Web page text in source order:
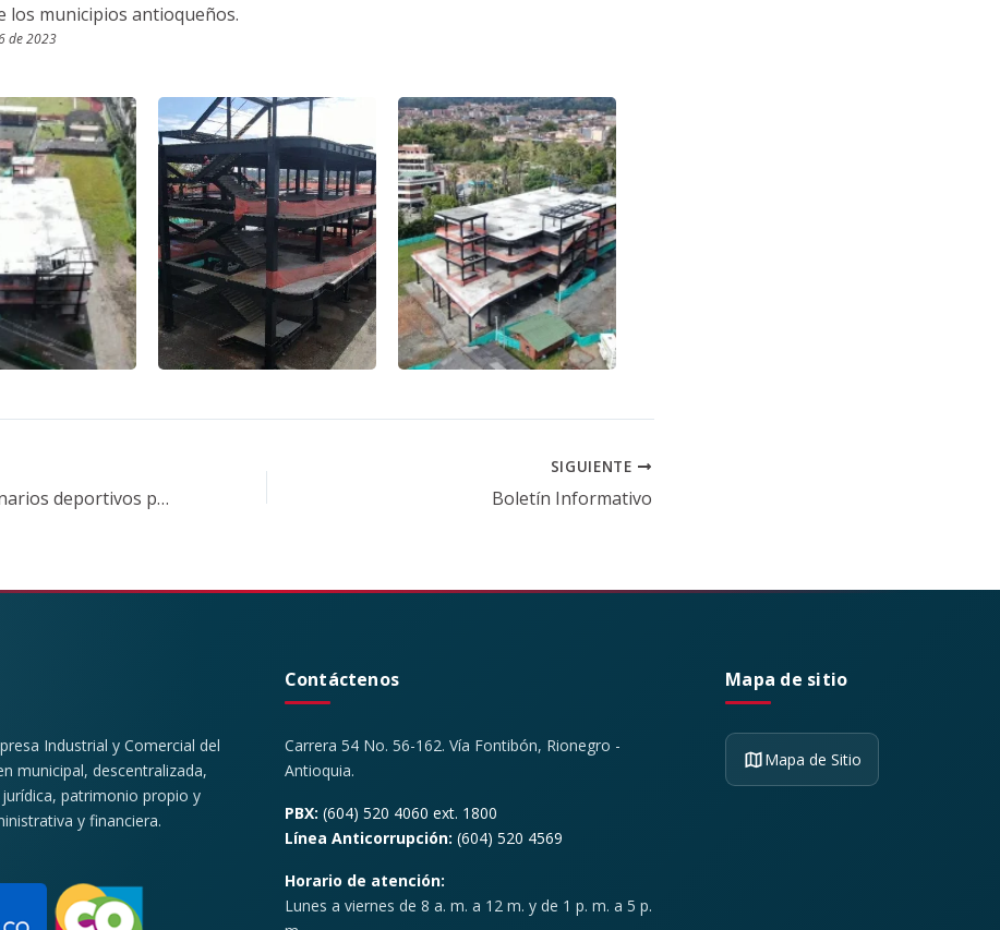
los municipios antioqueños.
de 2023
3 nuevos escenarios deportivos para el municipio de Rionegro
SIGUIENTE
Boletín Informativo
Industrial y Comercial del
municipal, descentralizada,
patrimonio propio y
y financiera.
Contáctenos
Carrera 54 No. 56-162. Vía Fontibón, Rionegro -
Antioquia.
PBX: (604) 520 4060 ext. 1800
Línea Anticorrupción: (604) 520 4569
Horario de atención:
Lunes a viernes de 8 a. m. a 12 m. y de 1 p. m. a 5 p.
Mapa de sitio
Mapa de Sitio